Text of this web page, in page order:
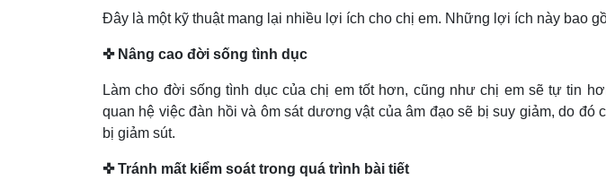
Đây là một kỹ thuật mang lại nhiều lợi ích cho chị em. Những lợi ích này bao
✜ Nâng cao đời sống tình dục
Làm cho đời sống tình dục của chị em tốt hơn, cũng như chị em sẽ tự tin
quan hệ việc đàn hồi và ôm sát dương vật của âm đạo sẽ bị suy giảm, do đó
bị giảm sút.
✜ Tránh mất kiểm soát trong quá trình bài tiết